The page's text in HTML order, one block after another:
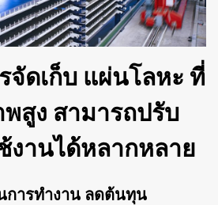
จัดเก็บ แผ่นโลหะ ที่
สูง สามารถปรับ
งานได้หลากหลาย
การทำงาน ลดต้นทุน